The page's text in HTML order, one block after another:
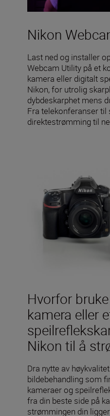
Nikon
Last ned og installer
Webcam Utility på et
kamera eller digitalt
Nikon, for utrolig
dybdeskarphet mens
Fra telekonferanser til
direktestrømming til
Hvorfor
kamera eller
Nikon til å
Dra nytte av
bildebehandling som
kameraer og
fra din beste side på
strømmingen din